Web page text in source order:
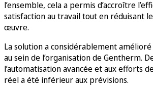
l’ensemble, cela a permis d’accroître
satisfaction au travail tout en réduisant
œuvre.
La solution a considérablement
au sein de l’organisation de Gentherm.
l’automatisation avancée et aux efforts
réel a été inférieur aux prévisions.